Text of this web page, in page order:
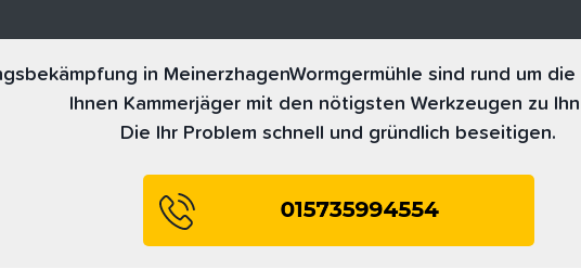
in MeinerzhagenWormgermühle sind rund um
Ihnen Kammerjäger mit den nötigsten Werkzeugen zu
Die Ihr Problem schnell und gründlich beseitigen.